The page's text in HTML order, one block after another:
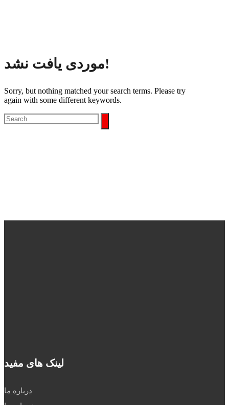
موردی یافت نشد!
Sorry, but nothing matched your search terms. Please try
again with some different keywords.
لینک های مفید
درباره ما